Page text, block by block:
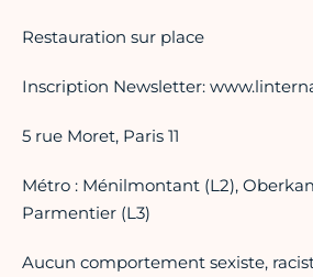
Restauration sur place
Inscription Newsletter:
5 rue Moret, Paris 11
Métro : Ménilmontant (L2),
Parmentier (L3)
Aucun comportement sexiste,